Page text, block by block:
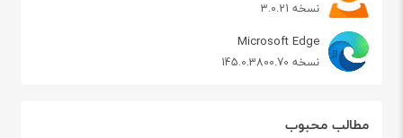
نسخه 3.0.21
Microsoft Edge
نسخه 145.0.3800.70
مطالب محبوب